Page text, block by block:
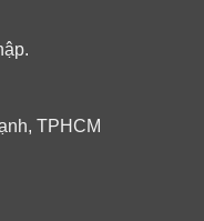
TPHCM